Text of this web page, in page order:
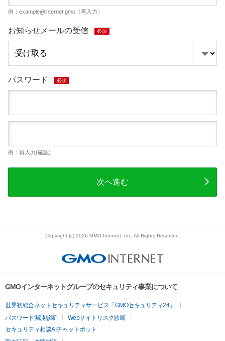
例： example@internet.gmo （再入力）
お知らせメールの受信 必須
パスワード 必須
例：再入力(確認)
次へ進む
Copyright (c) 2026 GMO Internet, Inc. All Rights Reserved.
GMOインターネットグループのセキュリティ事業について
世界初総合ネットセキュリティサービス「GMOセキュリティ24」
パスワード漏洩診断
Webサイトリスク診断
セキュリティ相談AIチャットボット